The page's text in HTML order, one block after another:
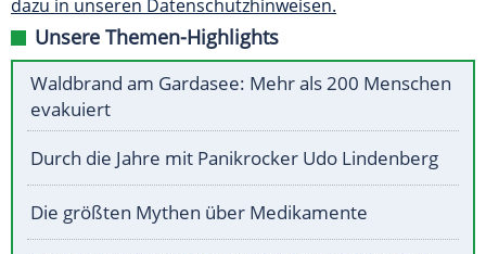
dazu in unseren Datenschutzhinweisen.
Unsere Themen-Highlights
Waldbrand am Gardasee: Mehr als 200 Menschen
evakuiert
Durch die Jahre mit Panikrocker Udo Lindenberg
Die größten Mythen über Medikamente